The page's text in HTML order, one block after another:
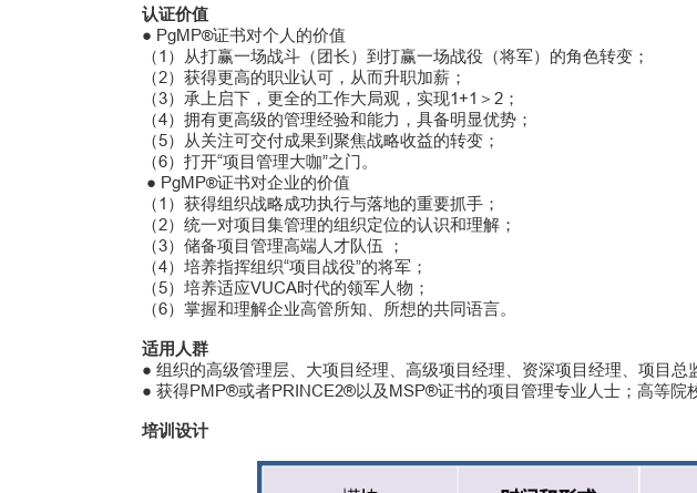
认证价值
● PgMP®证书对个人的价值
（1）从打赢一场战斗（团长）到打赢一场战役（将军）的角色转变；
（2）获得更高的职业认可，从而升职加薪；
（3）承上启下，更全的工作大局观，实现1+1＞2；
（4）拥有更高级的管理经验和能力，具备明显优势；
（5）从关注可交付成果到聚焦战略收益的转变；
（6）打开“项目管理大咖”之门。
● PgMP®证书对企业的价值
（1）获得组织战略成功执行与落地的重要抓手；
（2）统一对项目集管理的组织定位的认识和理解；
（3）储备项目管理高端人才队伍 ；
（4）培养指挥组织“项目战役”的将军；
（5）培养适应VUCA时代的领军人物；
（6）掌握和理解企业高管所知、所想的共同语言。
适用人群
● 组织的高级管理层、大项目经理、高级项目经理、资深项目经理、项目总
● 获得PMP®或者PRINCE2®以及MSP®证书的项目管理专业人士；高等院
培训设计